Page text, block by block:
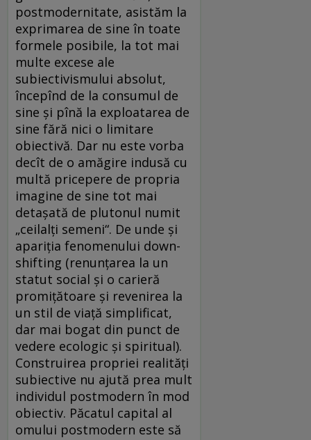
postmodernitate, asistăm la
exprimarea de sine în toate
formele posibile, la tot mai
multe excese ale
subiectivismului absolut,
începînd de la consumul de
sine și pînă la exploatarea de
sine fără nici o limitare
obiectivă. Dar nu este vorba
decît de o amăgire indusă cu
multă pricepere de propria
imagine de sine tot mai
detașată de plutonul numit
„ceilalți semeni“. De unde și
apariția fenomenului down-
shifting (renunțarea la un
statut social și o carieră
promițătoare și revenirea la
un stil de viață simplificat,
dar mai bogat din punct de
vedere ecologic și spiritual).
Construirea propriei realități
subiective nu ajută prea mult
individul postmodern în mod
obiectiv. Păcatul capital al
omului postmodern este să